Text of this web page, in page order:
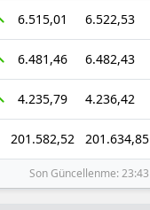
6.515,01 6.522,53
6.481,46 6.482,43
4.235,79 4.236,42
201.582,52 201.634,85
Son Güncellenme: 23:43